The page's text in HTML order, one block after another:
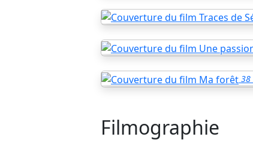
38
Filmographie